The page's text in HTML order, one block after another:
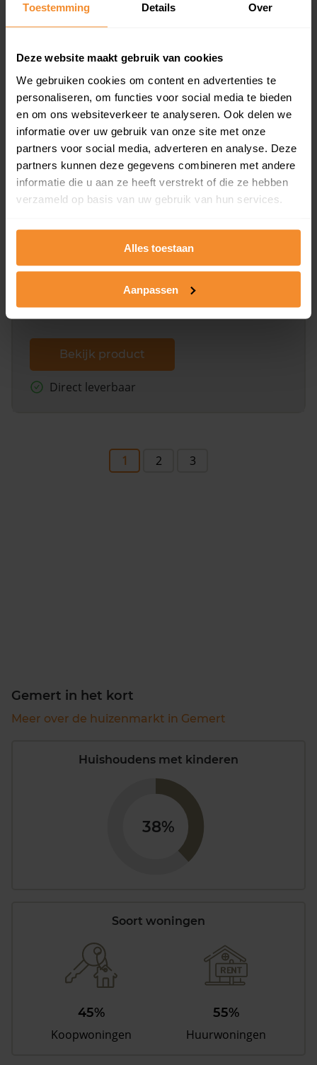
Toestemming Details Over
Deze website maakt gebruik van cookies
We gebruiken cookies om content en advertenties te
personaliseren, om functies voor social media te bieden
en om ons websiteverkeer te analyseren. Ook delen we
informatie over uw gebruik van onze site met onze
partners voor social media, adverteren en analyse. Deze
partners kunnen deze gegevens combineren met andere
informatie die u aan ze heeft verstrekt of die ze hebben
verzameld op basis van uw gebruik van hun services.
Alles toestaan
Aanpassen
en koopdatum) binnen een postcodegebied. Dit
inclusief een jaar lang gratis updates van nieuwe
Bekijk product
Direct leverbaar
Kadastrale kaart pakket
Alleen globale ligging perceel
omliggende percelen met de kadastrale erfgrenzen,
dit inclusief de luchtfoto!
Bekijk product
Direct leverbaar
1 2 3
Gemert in het kort
Meer over de huizenmarkt in Gemert
Huishoudens met kinderen
38%
Soort woningen
45%
Koopwoningen
55%
Huurwoningen